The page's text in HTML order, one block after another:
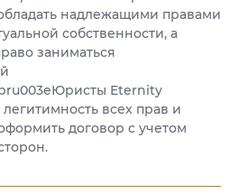
надлежащими правами
собственности, а
заниматься
Eternity
всех прав и
договор с учетом